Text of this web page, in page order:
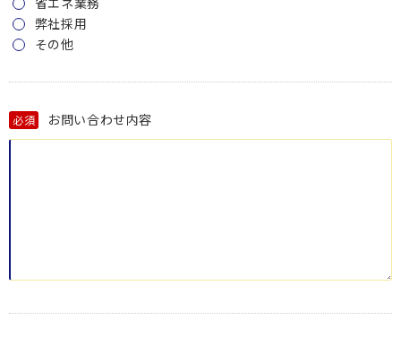
弊社採用
その他
必須 お問い合わせ内容